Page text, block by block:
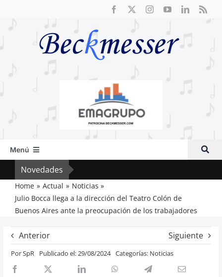
Menú
Inicio
Actual
Artículos
Previos de ópera
Entrevistas
Recomendación
Novedades
Home Actual
Noticias
Julio Bocca llega a la dirección del Teatro Colón de
Buenos Aires ante la preocupación de los trabajadores
Anterior Siguiente
PorSpR Publicado el: 29/08/2024 Categorías: Noticias